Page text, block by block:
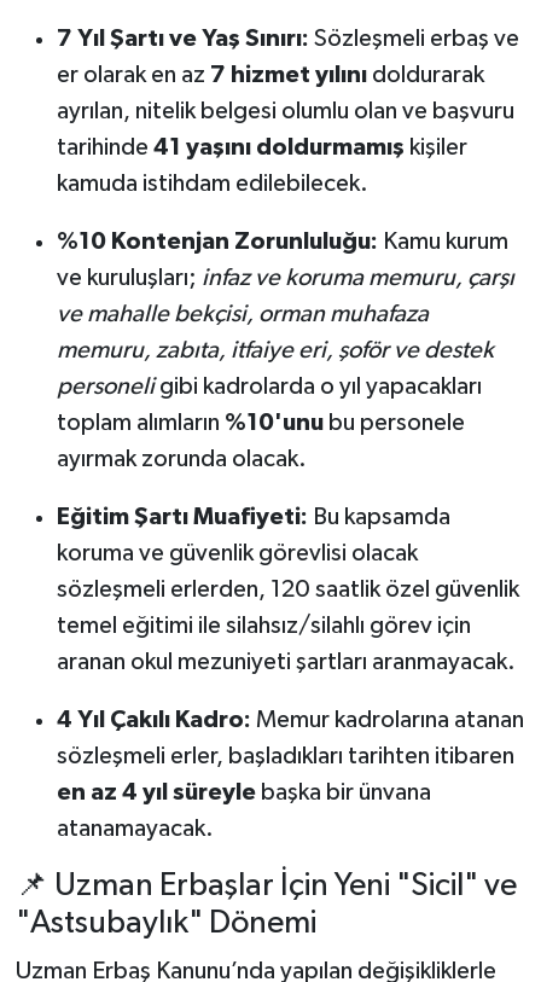
7 Yıl Şartı ve Yaş Sınırı: Sözleşmeli erbaş ve
er olarak en az 7 hizmet yılınıdoldurarak
ayrılan, nitelik belgesi olumlu olan ve başvuru
tarihinde 41 yaşını doldurmamış kişiler
kamuda istihdam edilebilecek.
%10 Kontenjan Zorunluluğu: Kamu kurum
ve kuruluşları; infaz ve koruma memuru, çarşı
ve mahalle bekçisi, orman muhafaza
memuru, zabıta, itfaiye eri, şoför ve destek
personeligibi kadrolarda o yıl yapacakları
toplam alımların %10'unubu personele
ayırmak zorunda olacak.
Eğitim Şartı Muafiyeti: Bu kapsamda
koruma ve güvenlik görevlisi olacak
sözleşmeli erlerden, 120 saatlik özel güvenlik
temel eğitimi ile silahsız/silahlı görev için
aranan okul mezuniyeti şartları aranmayacak.
4 Yıl Çakılı Kadro: Memur kadrolarına atanan
sözleşmeli erler, başladıkları tarihten itibaren
en az 4 yıl süreylebaşka bir ünvana
atanamayacak.
📌 Uzman Erbaşlar İçin Yeni "Sicil" ve
"Astsubaylık" Dönemi
Uzman Erbaş Kanunu’nda yapılan değişikliklerle